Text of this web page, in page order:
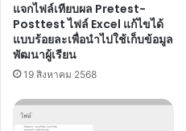
3
วัน
พฤหัสบดี
ที่
กันยายน
2568
แจกไฟล์เทียบผล Pretest-
Posttest ไฟล์ Excel แก้ไขได้
แบบร้อยละเพื่อนำไปใช้เก็บข้อมูล
พัฒนาผู้เรียน
19 สิงหาคม 2568